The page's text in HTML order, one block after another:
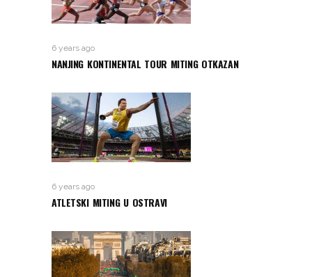
6 years ago
NANJING KONTINENTAL TOUR MITING OTKAZAN
6 years ago
ATLETSKI MITING U OSTRAVI